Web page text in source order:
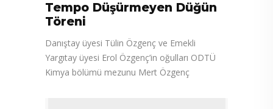
Tempo Düşürmeyen Düğün
Töreni
Danıştay üyesi Tülin Özgenç ve Emekli
Yargıtay üyesi Erol Özgenç’in oğulları ODTÜ
Kimya bölümü mezunu Mert Özgenç